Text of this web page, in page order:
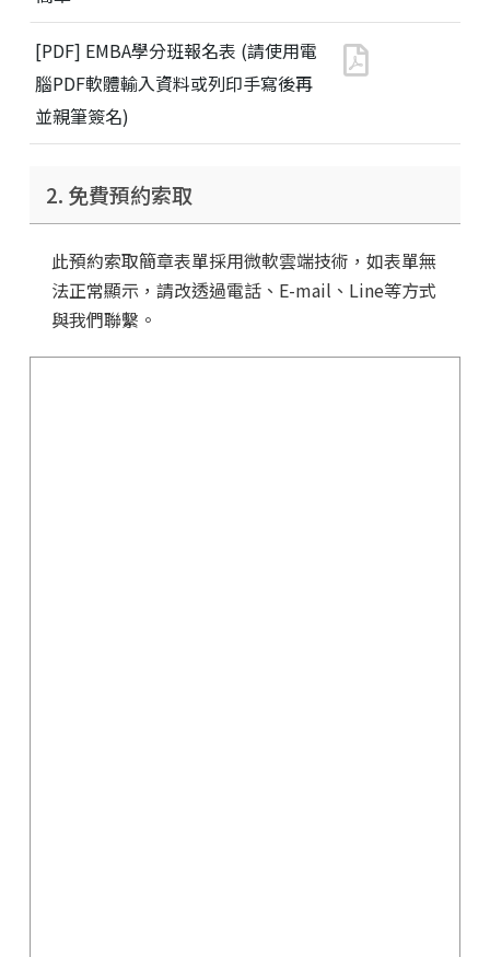
[PDF] EMBA學分班報名表 (請使用電
腦PDF軟體輸入資料或列印手寫後再
並親筆簽名)
2. 免費預約索取
此預約索取簡章表單採用微軟雲端技術，如表單無
法正常顯示，請改透過電話、E-mail、Line等方式
與我們聯繫。